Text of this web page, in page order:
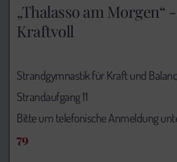
„Thalasso am Morgen“
Kraftvoll
Strandgymnastik für Kraft und
Strandaufgang 11
Bitte um telefonische Anmeldung
79